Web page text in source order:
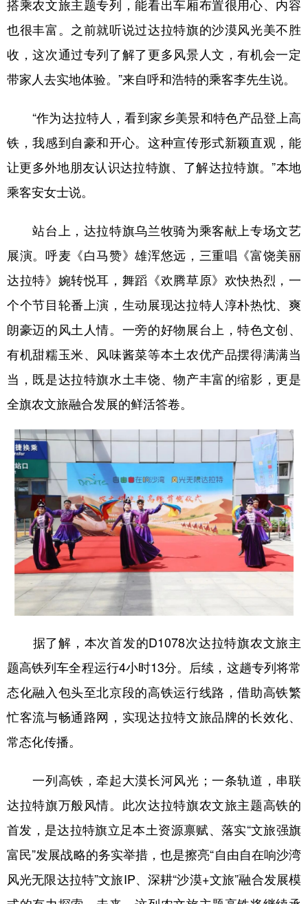
搭乘农文旅主题专列，能看出车厢布置很用心、内容
也很丰富。之前就听说过达拉特旗的沙漠风光美不胜
收，这次通过专列了解了更多风景人文，有机会一定
带家人去实地体验。”来自呼和浩特的乘客李先生说。
“作为达拉特人，看到家乡美景和特色产品登上高
铁，我感到自豪和开心。这种宣传形式新颖直观，能
让更多外地朋友认识达拉特旗、了解达拉特旗。”本地
乘客安女士说。
站台上，达拉特旗乌兰牧骑为乘客献上专场文艺
展演。呼麦《白马赞》雄浑悠远，三重唱《富饶美丽
达拉特》婉转悦耳，舞蹈《欢腾草原》欢快热烈，一
个个节目轮番上演，生动展现达拉特人淳朴热忱、爽
朗豪迈的风土人情。一旁的好物展台上，特色文创、
有机甜糯玉米、风味酱菜等本土农优产品摆得满满当
当，既是达拉特旗水土丰饶、物产丰富的缩影，更是
全旗农文旅融合发展的鲜活答卷。
据了解，本次首发的D1078次达拉特旗农文旅主
题高铁列车全程运行4小时13分。后续，这趟专列将常
态化融入包头至北京段的高铁运行线路，借助高铁繁
忙客流与畅通路网，实现达拉特文旅品牌的长效化、
常态化传播。
一列高铁，牵起大漠长河风光；一条轨道，串联
达拉特旗万般风情。此次达拉特旗农文旅主题高铁的
首发，是达拉特旗立足本土资源禀赋、落实“文旅强旗
富民”发展战略的务实举措，也是擦亮“自由自在响沙湾
风光无限达拉特”文旅IP、深耕“沙漠+文旅”融合发展模